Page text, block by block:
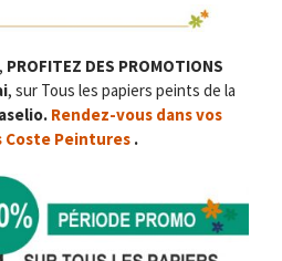
PROFITEZ DES PROMOTIONS
, sur Tous les papiers peints de la
Rendez-vous dans vos
Coste Peintures .